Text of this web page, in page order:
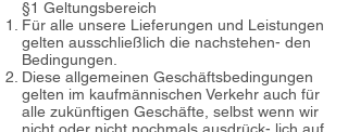
§1 Geltungsbereich
Für alle unsere Lieferungen und Leistungen
gelten ausschließlich die nachstehen- den
Bedingungen.
Diese allgemeinen Geschäftsbedingungen
gelten im kaufmännischen Verkehr auch für
alle zukünftigen Geschäfte, selbst wenn wir